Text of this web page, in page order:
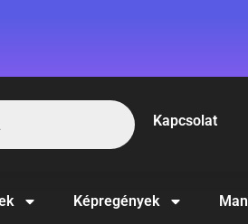
Kapcsolat
Képregények